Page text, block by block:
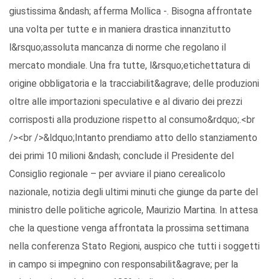
giustissima &ndash; afferma Mollica -. Bisogna affrontate
una volta per tutte e in maniera drastica innanzitutto
l&rsquo;assoluta mancanza di norme che regolano il
mercato mondiale. Una fra tutte, l&rsquo;etichettatura di
origine obbligatoria e la tracciabilit&agrave; delle produzioni
oltre alle importazioni speculative e al divario dei prezzi
corrisposti alla produzione rispetto al consumo&rdquo;.<br
/><br />&ldquo;Intanto prendiamo atto dello stanziamento
dei primi 10 milioni &ndash; conclude il Presidente del
Consiglio regionale – per avviare il piano cerealicolo
nazionale, notizia degli ultimi minuti che giunge da parte del
ministro delle politiche agricole, Maurizio Martina. In attesa
che la questione venga affrontata la prossima settimana
nella conferenza Stato Regioni, auspico che tutti i soggetti
in campo si impegnino con responsabilit&agrave; per la